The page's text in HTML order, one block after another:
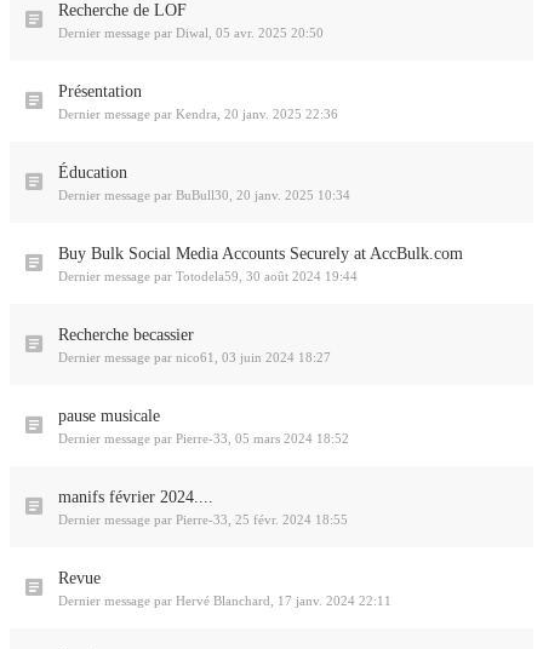
Recherche de LOF
Dernier message par Diwal 05 avr. 2025 20:50
Présentation
Dernier message par Kendra 20 janv. 2025 22:36
Éducation
Dernier message par BuBull30 20 janv. 2025 10:34
Buy Bulk Social Media Accounts Securely at AccBulk.com
Dernier message par Totodela59 30 août 2024 19:44
Recherche becassier
Dernier message par nico61 03 juin 2024 18:27
pause musicale
Dernier message par Pierre-33 05 mars 2024 18:52
manifs février 2024....
Dernier message par Pierre-33 25 févr. 2024 18:55
Revue
Dernier message par Hervé Blanchard 17 janv. 2024 22:11